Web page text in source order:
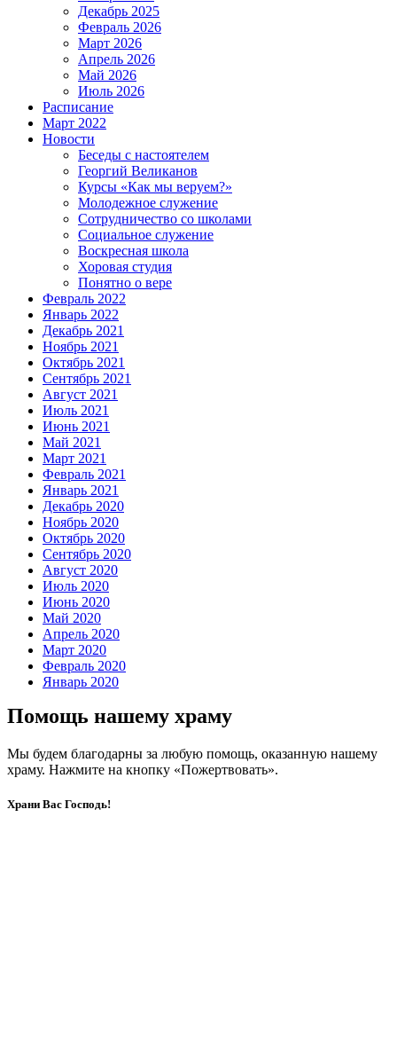
Декабрь 2025
Февраль 2026
Март 2026
Апрель 2026
Май 2026
Июль 2026
Расписание
Март 2022
Новости
Беседы с настоятелем
Георгий Великанов
Курсы «Как мы веруем?»
Молодежное служение
Сотрудничество со школами
Социальное служение
Воскресная школа
Хоровая студия
Понятно о вере
Февраль 2022
Январь 2022
Декабрь 2021
Ноябрь 2021
Октябрь 2021
Сентябрь 2021
Август 2021
Июль 2021
Июнь 2021
Май 2021
Март 2021
Февраль 2021
Январь 2021
Декабрь 2020
Ноябрь 2020
Октябрь 2020
Сентябрь 2020
Август 2020
Июль 2020
Июнь 2020
Май 2020
Апрель 2020
Март 2020
Февраль 2020
Январь 2020
Помощь нашему храму
Мы будем благодарны за любую помощь, оказанную нашему
храму. Нажмите на кнопку «Пожертвовать».
Храни Вас Господь!